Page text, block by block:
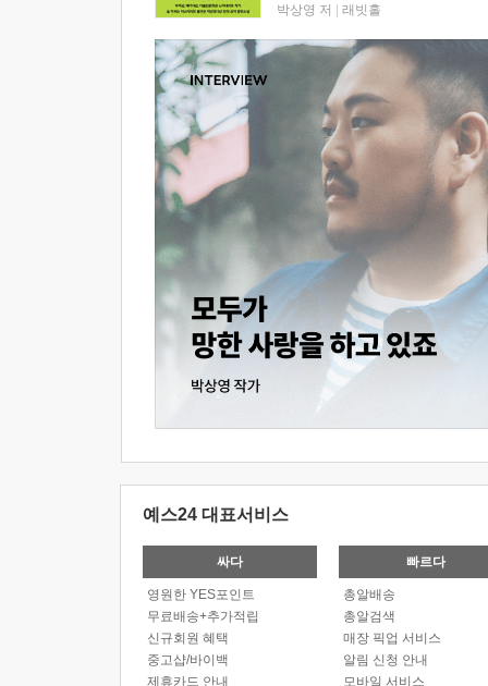
박상영 저 래빗홀
예스24 대표서비스
싸다
영원한 YES포인트
무료배송+추가적립
신규회원 혜택
중고샵/바이백
제휴카드 안내
빠르다
총알배송
총알검색
매장 픽업 서비스
알림 신청 안내
모바일 서비스